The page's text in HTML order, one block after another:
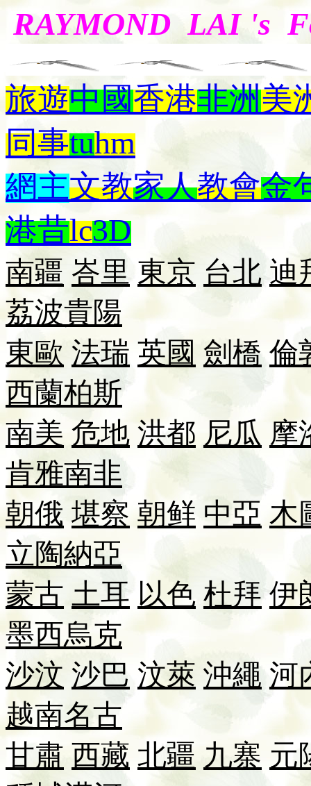
RAYMOND LAI 's
旅遊中國香港非洲美
同事tuhm
網主文教家人教會金
港昔lc3D
南疆 峇里 東京 台北 迪
荔波貴陽
東歐 法瑞 英國 劍橋 倫
西蘭柏斯
南美 危地 洪都 尼瓜 摩
肯雅南非
朝俄 堪察 朝鲜 中亞 木
立陶納亞
蒙古 土耳 以色 杜拜 伊
墨西烏克
沙汶 沙巴 汶萊 沖繩 河
越南名古
甘肅 西藏 北疆 九寨 元